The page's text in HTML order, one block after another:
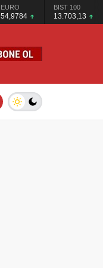
EURO
54,9784
BIST 100
13.703,13